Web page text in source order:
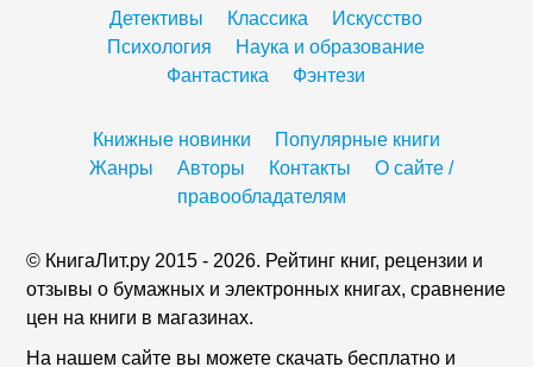
Детективы
Классика
Искусство
Психология
Наука и образование
Фантастика
Фэнтези
Книжные новинки
Популярные книги
Жанры
Авторы Контакты
О сайте /
правообладателям
© КнигаЛит.ру 2015 - 2026. Рейтинг книг, рецензии и
отзывы о бумажных и электронных книгах, сравнение
цен на книги в магазинах.
На нашем сайте вы можете скачать бесплатно и